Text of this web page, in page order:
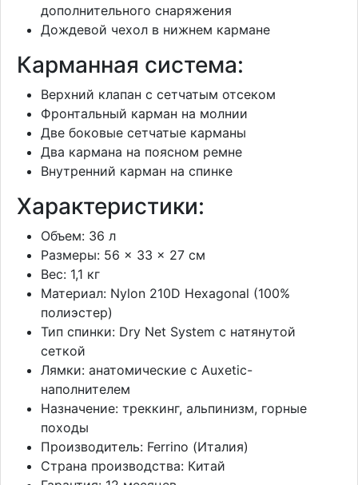
дополнительного снаряжения
Дождевой чехол в нижнем кармане
Карманная система:
Верхний клапан с сетчатым отсеком
Фронтальный карман на молнии
Две боковые сетчатые карманы
Два кармана на поясном ремне
Внутренний карман на спинке
Характеристики:
Объем: 36 л
Размеры: 56 × 33 × 27 см
Вес: 1,1 кг
Материал: Nylon 210D Hexagonal (100%
полиэстер)
Тип спинки: Dry Net System с натянутой
сеткой
Лямки: анатомические с Auxetic-
наполнителем
Назначение: треккинг, альпинизм, горные
походы
Производитель: Ferrino (Италия)
Страна производства: Китай